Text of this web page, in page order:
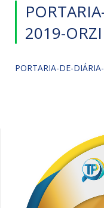
2019-
PORTARIA-DE-